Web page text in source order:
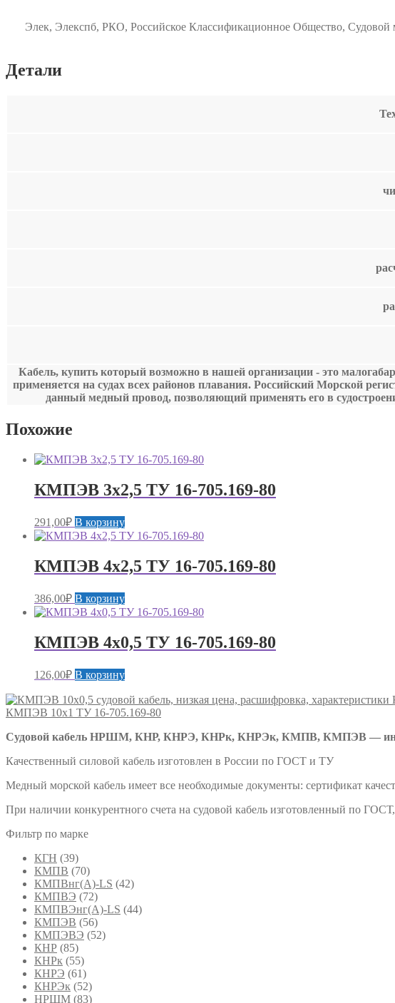
Элек, Элекспб, РКО, Российское Классификационное Общество, Судовой
Детали
Кабель, купить который возможно в нашей организации - это
применяется на судах всех районов плавания. Российский Морской
данный медный провод, позволяющий применять его в
Похожие
КМПЭВ 3х2,5 ТУ 16-705.169-80
291,00₽ В корзину
КМПЭВ 4х2,5 ТУ 16-705.169-80
386,00₽ В корзину
КМПЭВ 4х0,5 ТУ 16-705.169-80
126,00₽ В корзину
КМПЭВ 10х1 ТУ 16-705.169-80
Судовой кабель НРШМ, КНР, КНРЭ, КНРк, КНРЭк, КМПВ, КМПЭВ —
Качественный силовой кабель изготовлен в России по ГОСТ и ТУ
Медный морской кабель имеет все необходимые документы: сертификат
При наличии конкурентного счета на судовой кабель изготовленный по
Фильтр по марке
КГН (39)
КМПВ (70)
КМПВнг(А)-LS (42)
КМПВЭ (72)
КМПВЭнг(А)-LS (44)
КМПЭВ (56)
КМПЭВЭ (52)
КНР (85)
КНРк (55)
КНРЭ (61)
КНРЭк (52)
НРШМ (83)